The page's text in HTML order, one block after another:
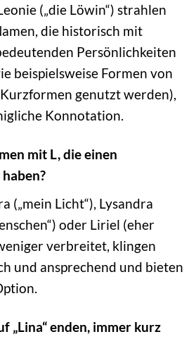
(„die Löwin“) strahlen
die historisch mit
Persönlichkeiten
beispielsweise Formen von
genutzt werden),
Konnotation.
mit L, die einen
(„mein Licht“), Lysandra
oder Liriel (eher
verbreitet, klingen
und ansprechend und bieten
„Lina“ enden, immer kurz